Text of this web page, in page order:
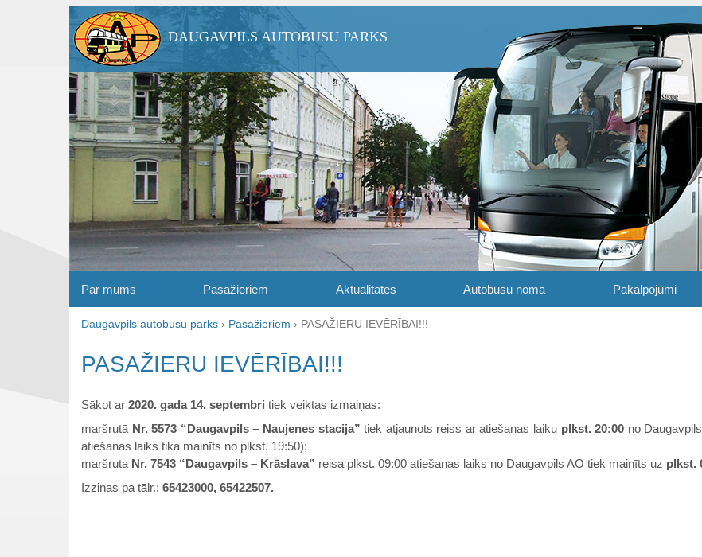
DAUGAVPILS AUTOBUSU PARKS
Par mums Pasažieriem Aktualitātes Autobusu noma Pakalpojumi
Daugavpils autobusu parks › Pasažieriem › PASAŽIERU IEVĒRĪBAI!!!
PASAŽIERU IEVĒRĪBAI!!!
Sākot ar 2020. gada 14. septembri tiek veiktas izmaiņas:
maršrutā Nr. 5573 “Daugavpils – Naujenes stacija” tiek atjaunots reiss ar atiešanas laiku plkst. 20:00 no
atiešanas laiks tika mainīts no plkst. 19:50);
maršruta Nr. 7543 “Daugavpils – Krāslava” reisa plkst. 09:00 atiešanas laiks no Daugavpils AO tiek mainīts uz plkst.
Izziņas pa tālr.: 65423000, 65422507.